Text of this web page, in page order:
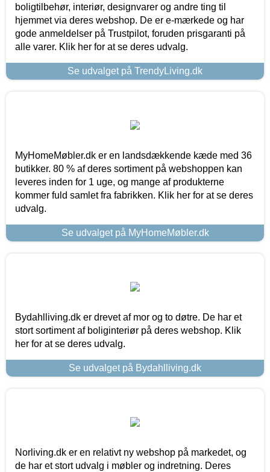
boligtilbehør, interiør, designvarer og andre ting til
hjemmet via deres webshop. De er e-mærkede og har
gode anmeldelser på Trustpilot, foruden prisgaranti på
alle varer. Klik her for at se deres udvalg.
Se udvalget på TrendyLiving.dk
MyHomeMøbler.dk er en landsdækkende kæde med 36
butikker. 80 % af deres sortiment på webshoppen kan
leveres inden for 1 uge, og mange af produkterne
kommer fuld samlet fra fabrikken. Klik her for at se deres
udvalg.
Se udvalget på MyHomeMøbler.dk
Bydahlliving.dk er drevet af mor og to døtre. De har et
stort sortiment af boliginteriør på deres webshop. Klik
her for at se deres udvalg.
Se udvalget på Bydahlliving.dk
Norliving.dk er en relativt ny webshop på markedet, og
de har et stort udvalg i møbler og indretning. Deres